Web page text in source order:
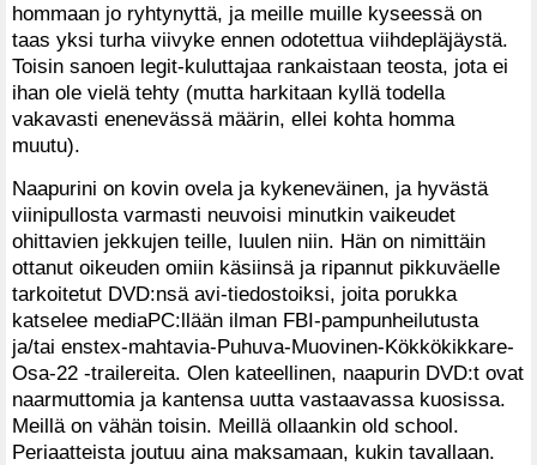
hommaan jo ryhtynyttä, ja meille muille kyseessä on
taas yksi turha viivyke ennen odotettua viihdepläjäystä.
Toisin sanoen legit-kuluttajaa rankaistaan teosta, jota ei
ihan ole vielä tehty (mutta harkitaan kyllä todella
vakavasti enenevässä määrin, ellei kohta homma
muutu).
Naapurini on kovin ovela ja kykeneväinen, ja hyvästä
viinipullosta varmasti neuvoisi minutkin vaikeudet
ohittavien jekkujen teille, luulen niin. Hän on nimittäin
ottanut oikeuden omiin käsiinsä ja ripannut pikkuväelle
tarkoitetut DVD:nsä avi-tiedostoiksi, joita porukka
katselee mediaPC:llään ilman FBI-pampunheilutusta
ja/tai enstex-mahtavia-Puhuva-Muovinen-Kökkökikkare-
Osa-22 -trailereita. Olen kateellinen, naapurin DVD:t ovat
naarmuttomia ja kantensa uutta vastaavassa kuosissa.
Meillä on vähän toisin. Meillä ollaankin old school.
Periaatteista joutuu aina maksamaan, kukin tavallaan.